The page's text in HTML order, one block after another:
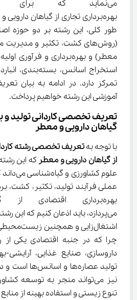
می‌نماید که برای
بهره‌برداری تجاری از گیاهان
طور کلی، این رشته بر دو حوزه
(روش‌های کشت، تکثیر و مدیریت
استخراج اسانس،
تمرکز دارد. در ادامه به بیان
آموزشی این رشته خواهیم پرداخت.
تعریف تخصصی کاردانی تولید و
گیاهان دارویی و معطر
با توجه به تعریف تخصصی رشته
از گیاﻫﺎن دارویی و ﻣﻌﻄﺮ
علوم
عملی فرآیند تولید، تکثیر، کشت،
می‌پردازد، باید اذعان کنیم که این
داروسازی، صنایع غذایی،
نیز می‌تواند منجر به توسعه
تنوع زیستی و استفاده بهینه از